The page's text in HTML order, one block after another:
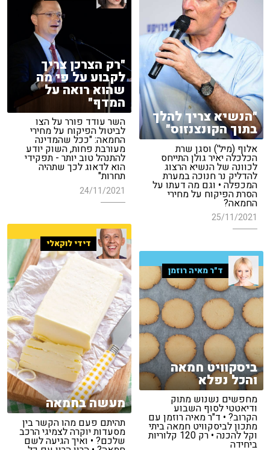
"הנשיא צריך להלך
בתוך הקונצנזוס"
אלוף (מיל') וסגן שרת
הכלכלה יאיר גולן התייחס
לכוונה של הנשיא הרצוג
להדליק נר חנוכה במערת
המכפלה • וגם מה דעתו על
הסרת הפיקוח על מחירי
החמאה?
25/11/2021
"רק הצרכן צריך
לקבוע על פי מה
שהוא רואה על
המדף"
השר עודד פורר על הצו
לביטול הפיקוח על מחירי
החמאה: "ככל שהמדינה
מעורבת פחות, השוק יודע
להתנהל טוב יותר - תפקידי
הוא לדאוג לכך שתהיה
תחרות"
24/11/2021
דידי לוקאלי
מעשה בחמאה
תהיתם פעם מהו הקשר בין
מסעדות יוקרה לצמיגי הרכב
שלכם? • ואיך הגיעה לשם
ד"ר מאיה רוזמן
ביסקוויט חמאה
והכל נפלא
מחפשים נשנוש מתוק
ודיאטטי לסוף השבוע
הקרוב? • ד"ר מאיה רוזמן עם
מתכון לביסקוויט חמאה ביתי
וקל להכנה • רק 120 קלוריות
ביחידה